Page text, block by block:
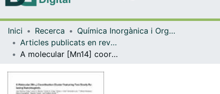
Navega per tot el DD
Contacte
Inici Recerca
Química Inorgànica i Orgànica
Articles publicats en revistes (Química Inorgànica i Orgànica)
A molecular [Mn14] coordination cluster featuring two slowly relaxing nanomagnets